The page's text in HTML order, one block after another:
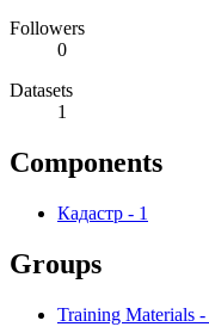
Followers
0
Datasets
1
Components
Кадастр - 1
Groups
Training Materials -